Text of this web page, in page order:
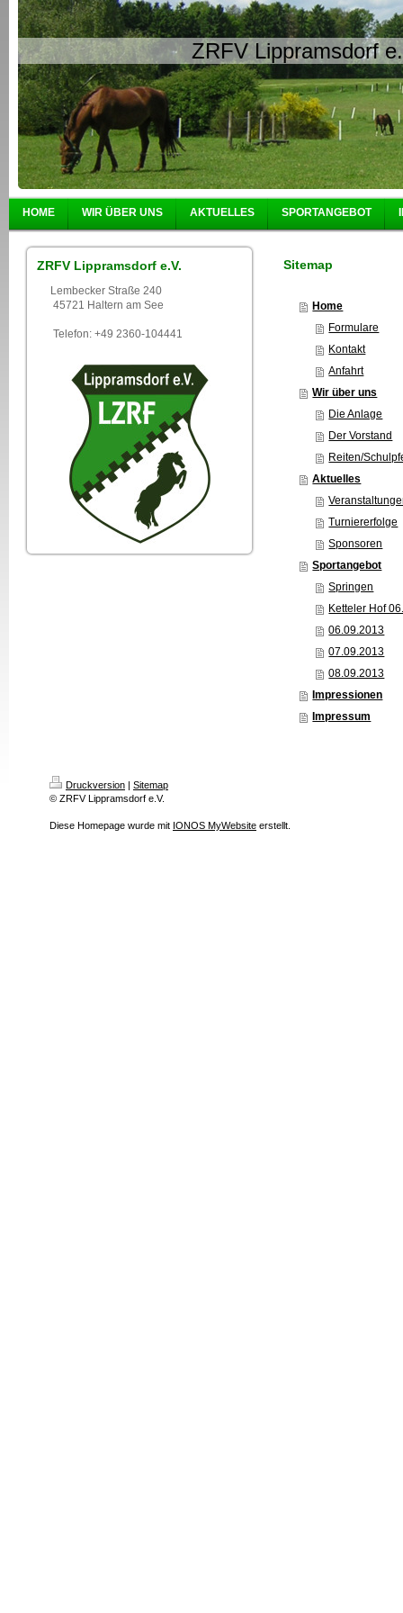
ZRFV Lippramsdorf
HOME WIR ÜBER UNS AKTUELLES SPORTANGEBOT
ZRFV Lippramsdorf e.V.
Lembecker Straße 240
45721 Haltern am See
Telefon: +49 2360-104441
Sitemap
Home
Formulare
Kontakt
Anfahrt
Wir über uns
Die Anlage
Der Vorstand
Reiten/
Aktuelles
Turniererfolge
Sponsoren
Sportangebot
Springen
Ketteler Hof
06.09.2013
07.09.2013
08.09.2013
Impressionen
Impressum
Druckversion | Sitemap
© ZRFV Lippramsdorf e.V.
Diese Homepage wurde mit IONOS MyWebsite erstellt.